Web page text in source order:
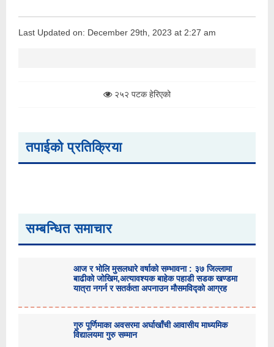
Last Updated on: December 29th, 2023 at 2:27 am
२५२ पटक हेरिएको
तपाईको प्रतिक्रिया
सम्बन्धित समाचार
आज र भोलि मुसलधारे वर्षाको सम्भावना : ३७ जिल्लामा
बाढीको जोखिम,अत्यावश्यक बाहेक पहाडी सडक खण्डमा
यात्रा नगर्न र सतर्कता अपनाउन मौसमविद्काे आग्रह
गुरु पूर्णिमाका अवसरमा अर्घाखाँची आवासीय माध्यमिक
विद्यालयमा गुरु सम्मान